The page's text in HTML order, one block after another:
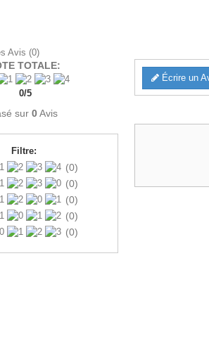
Avis (0)
TOTALE:
0/5
sur0Avis
Filtre:
(0)
(0)
(0)
(0)
(0)
Écrire un